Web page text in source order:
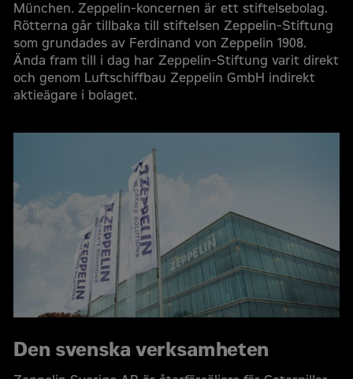
München. Zeppelin-koncernen är ett stiftelsebolag.
Rötterna går tillbaka till stiftelsen Zeppelin-Stiftung
som grundades av Ferdinand von Zeppelin 1908.
Ända fram till i dag har Zeppelin-Stiftung varit direkt
och genom Luftschiffbau Zeppelin GmbH indirekt
aktieägare i bolaget.
Den svenska verksamheten